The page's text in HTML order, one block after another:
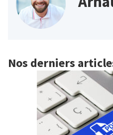
Nos derniers